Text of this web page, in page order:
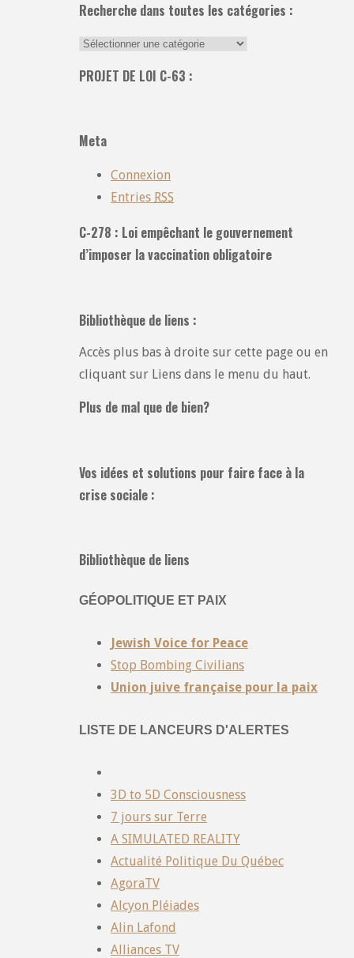
Recherche dans toutes les catégories :
Recherche
toutes
PROJET DE LOI C-63 :
Meta
Connexion
Entries RSS
C-278 : Loi empêchant le gouvernement
d’imposer la vaccination obligatoire
Bibliothèque de liens :
Accès plus bas à droite sur cette page ou en
cliquant sur Liens dans le menu du haut.
Plus de mal que de bien?
Vos idées et solutions pour faire face à la
crise sociale :
Bibliothèque de liens
GÉOPOLITIQUE ET PAIX
Jewish Voice for Peace
Stop Bombing Civilians
Union juive française pour la paix
LISTE DE LANCEURS D'ALERTES
3D to 5D Consciousness
7 jours sur Terre
A SIMULATED REALITY
Actualité Politique Du Québec
AgoraTV
Alcyon Pléiades
Alin Lafond
Alliances TV